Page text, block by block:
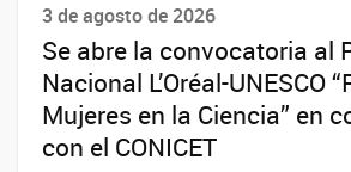
3 de agosto de 2026
Se abre la convocatoria al
Nacional L’Oréal-UNESCO
Mujeres en la Ciencia” en
con el CONICET